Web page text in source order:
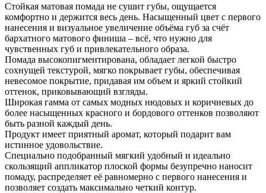
Стойкая матовая помада не сушит губы, ощущается
комфортно и держится весь день. Насыщенный цвет с первого
нанесения и визуальное увеличение объёма губ за счёт
бархатного матового финиша – всё, что нужно для
чувственных губ и привлекательного образа.
Помада высокопигментирована, обладает легкой быстро
сохнущей текстурой, мягко покрывает губы, обеспечивая
невесомое покрытие, придавая им объем и яркий стойкий
оттенок, приковывающий взгляды.
Широкая гамма от самых модных нюдовых и коричневых до
более насыщенных красного и бордового оттенков позволяют
быть разной каждый день.
Продукт имеет приятный аромат, который подарит вам
истинное удовольствие.
Специально подобранный мягкий удобный и идеально
скользящий аппликатор плоской формы безупречно наносит
помаду, распределяет её равномерно с первого нанесения и
позволяет создать максимально четкий контур.